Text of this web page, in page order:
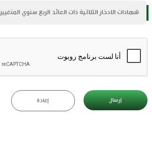
شهادات الادخار الثلاثية ذات العائد الربع سنوي المتغيير
إرسال إعادة